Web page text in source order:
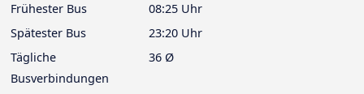
Frühester Bus
08:25 Uhr
Spätester Bus
23:20 Uhr
Tägliche
Busverbindungen
36 Ø